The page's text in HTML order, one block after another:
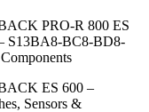
PRO-R 800 ES
S13BA8-BC8-BD8-
ES 600 –
Sensors &